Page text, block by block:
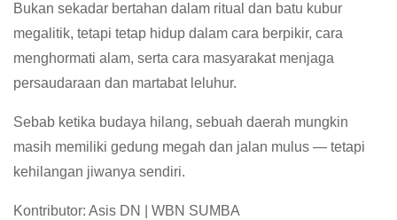
Bukan sekadar bertahan dalam ritual dan batu kubur
megalitik, tetapi tetap hidup dalam cara berpikir, cara
menghormati alam, serta cara masyarakat menjaga
persaudaraan dan martabat leluhur.
Sebab ketika budaya hilang, sebuah daerah mungkin
masih memiliki gedung megah dan jalan mulus — tetapi
kehilangan jiwanya sendiri.
Kontributor: Asis DN | WBN SUMBA